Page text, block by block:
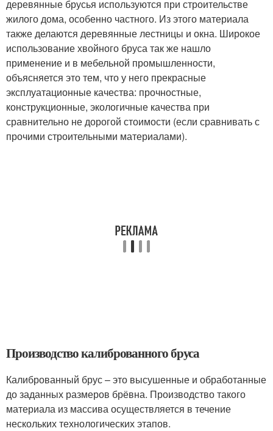
деревянные брусья используются при строительстве
жилого дома, особенно частного. Из этого материала
также делаются деревянные лестницы и окна. Широкое
использование хвойного бруса так же нашло
применение и в мебельной промышленности,
объясняется это тем, что у него прекрасные
эксплуатационные качества: прочностные,
конструкционные, экологичные качества при
сравнительно не дорогой стоимости (если сравнивать с
прочими строительными материалами).
Производство калиброванного бруса
Калиброванный брус – это высушенные и обработанные
до заданных размеров брёвна. Производство такого
материала из массива осуществляется в течение
нескольких технологических этапов.